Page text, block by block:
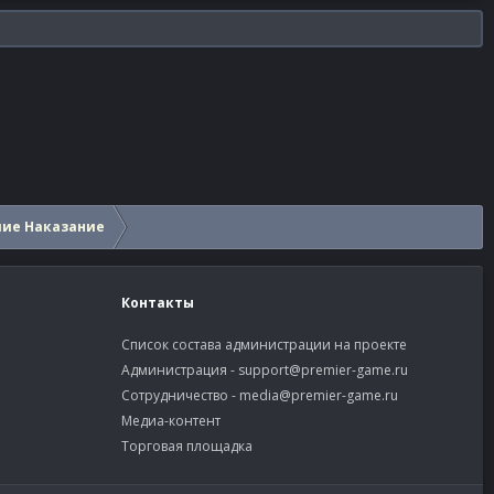
Наказание
Контакты
Список состава администрации на проекте
Администрация - support@premier-game.ru
Сотрудничество - media@premier-game.ru
Медиа-контент
Торговая площадка